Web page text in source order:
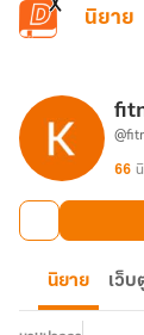
ข้ามไปยังเนื้อหา
นิยาย
66
นิยาย เว็บ